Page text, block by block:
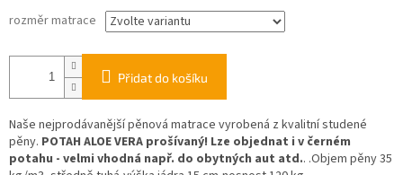
rozměr matrace
Přidat do košíku
Naše nejprodávanější pěnová matrace vyrobená z kvalitní studené
pěny. POTAH ALOE VERA prošívaný! Lze objednat i v černém
potahu - velmi vhodná např. do obytných aut atd.. .Objem pěny 35